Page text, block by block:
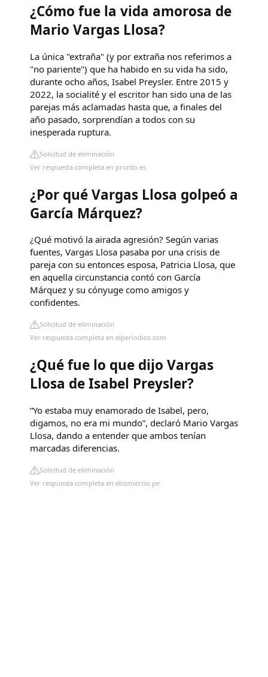
¿Cómo fue la vida amorosa de
Mario Vargas Llosa?
La única "extraña" (y por extraña nos referimos a
"no pariente") que ha habido en su vida ha sido,
durante ocho años, Isabel Preysler. Entre 2015 y
2022, la socialité y el escritor han sido una de las
parejas más aclamadas hasta que, a finales del
año pasado, sorprendían a todos con su
inesperada ruptura.
Solicitud de eliminación
Ver respuesta completa en pronto.es
¿Por qué Vargas Llosa golpeó a
García Márquez?
¿Qué motivó la airada agresión? Según varias
fuentes, Vargas Llosa pasaba por una crisis de
pareja con su entonces esposa, Patricia Llosa, que
en aquella circunstancia contó con García
Márquez y su cónyuge como amigos y
confidentes.
Solicitud de eliminación
Ver respuesta completa en elperiodico.com
¿Qué fue lo que dijo Vargas
Llosa de Isabel Preysler?
“Yo estaba muy enamorado de Isabel, pero,
digamos, no era mi mundo”, declaró Mario Vargas
Llosa, dando a entender que ambos tenían
marcadas diferencias.
Solicitud de eliminación
Ver respuesta completa en elcomercio.pe